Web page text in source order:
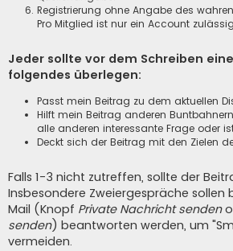
Registrierung ohne Angabe des
Pro Mitglied ist nur ein Account
Jeder sollte vor dem Schreiben
folgendes überlegen:
Passt mein Beitrag zu dem aktuellen
Hilft mein Beitrag anderen
alle anderen interessante Frage oder
Deckt sich der Beitrag mit den Zielen
Falls 1-3 nicht zutreffen, sollte der
Insbesondere Zweiergespräche sollen
Mail (Knopf Private Nachricht senden
senden) beantworten werden, um
vermeiden.